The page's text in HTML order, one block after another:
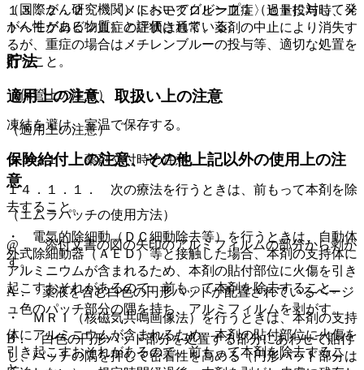
（国際がん研究機関）においてグループ１（ヒトに対して発
がん性がある物質）と評価されている。
貯法
（保管上の注意）
凍結を避け、室温で保存する。
保険給付上の注意、その他上記以外の使用上の注
意
（エムラパッチの使用方法）
@． 添付文書の図の矢印のアルミフィルムの部分から剥が
す。
A． 薬液を含む白色の円形パッドが配置されているベージ
ュ色のパッチ部分の隅を持ち、アルミフィルムを剥がす。
B． 白色の円形パッド部分を処置する部分にあわせて貼付
し、パッチの隅を押して密着性を高める（円形パッド部分は
１３．２．２． 〈メトヘモグロビン血症〉過量投与時、メ
トヘモグロビン血症の症状は通常、薬剤の中止により消失す
るが、重症の場合はメチレンブルーの投与等、適切な処置を
行うこと。
適用上の注意、取扱い上の注意
（適用上の注意）
１４．１． 薬剤交付時の注意
１４．１．１． 次の療法を行うときは、前もって本剤を除
去すること。
・ 電気的除細動（ＤＣ細動除去等）を行うときは、自動体
外式除細動器（ＡＥＤ）等と接触した場合、本剤の支持体に
アルミニウムが含まれるため、本剤の貼付部位に火傷を引き
起こすおそれがあるので、前もって本剤を除去すること。
・ ＭＲＩ（核磁気共鳴画像法）を行うときは、本剤の支持
体にアルミニウムが含まれるため、本剤の貼付部位に火傷を
引き起こすおそれがあるので、前もって本剤を除去するこ